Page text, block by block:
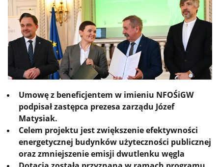
Umowę z beneficjentem w imieniu NFOŚiGW
podpisał zastępca prezesa zarządu Józef
Matysiak.
Celem projektu jest zwiększenie efektywności
energetycznej budynków użyteczności publicznej
oraz zmniejszenie emisji dwutlenku węgla